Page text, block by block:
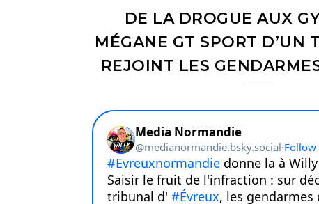
DE LA DROGUE AUX
MÉGANE GT SPORT D’UN
REJOINT LES